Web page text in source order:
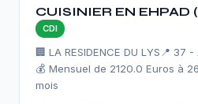
CUISINIER EN EHPAD
CDI
🏢 LA RESIDENCE DU LYS 📍 37 -
💰 Mensuel de 2120.0 Euros à
mois